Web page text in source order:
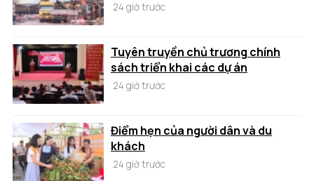
24 giờ trước
Tuyên truyền chủ trương chính
sách triển khai các dự án
24 giờ trước
Điểm hẹn của người dân và du
khách
24 giờ trước